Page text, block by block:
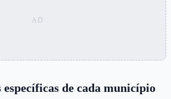
específicas de cada município